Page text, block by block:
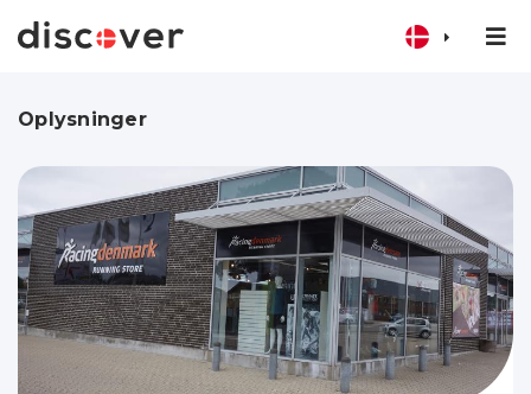
Oplysninger